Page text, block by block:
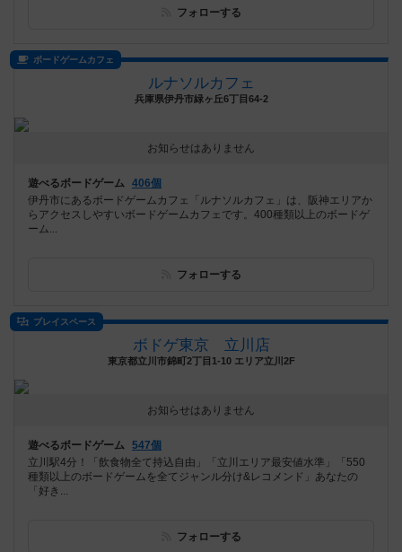
フォローする
ボードゲームカフェ
ルナソルカフェ
兵庫県伊丹市緑ヶ丘6丁目64-2
お知らせはありません
遊べるボードゲーム 406個
伊丹市にあるボードゲームカフェ「ルナソルカフェ」は、阪神エリアか
らアクセスしやすいボードゲームカフェです。400種類以上のボードゲ
ーム...
フォローする
プレイスペース
ボドゲ東京 立川店
東京都立川市錦町2丁目1-10 エリア立川2F
お知らせはありません
遊べるボードゲーム 547個
立川駅4分！「飲食物全て持込自由」「立川エリア最安値水準」「550
種類以上のボードゲームを全てジャンル分け&レコメンド」あなたの
「好き...
フォローする